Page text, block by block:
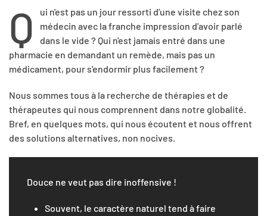
Q
ui n'est pas un jour ressorti d'une visite chez son
médecin avec la franche impression d'avoir parlé
dans le vide ? Qui n'est jamais entré dans une
pharmacie en demandant un remède, mais pas un
médicament, pour s'endormir plus facilement ?
Nous sommes tous à la recherche de thérapies et de
thérapeutes qui nous comprennent dans notre globalité.
Bref, en quelques mots, qui nous écoutent et nous offrent
des solutions alternatives, non nocives.
Douce ne veut pas dire inoffensive !
Souvent, le caractère naturel tend à faire